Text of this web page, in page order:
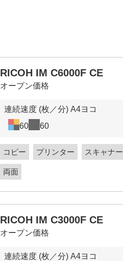
RICOH IM C6000F CE
オープン価格
連続速度 (枚／分) A4ヨコ
60
60
コピー プリンター スキャナー
両面
RICOH IM C3000F CE
オープン価格
連続速度 (枚／分) A4ヨコ